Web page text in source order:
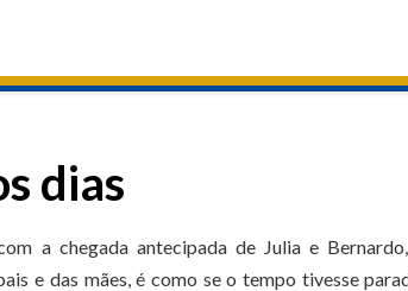
dias
a chegada antecipada de Julia e
e das mães, é como se o tempo tivesse